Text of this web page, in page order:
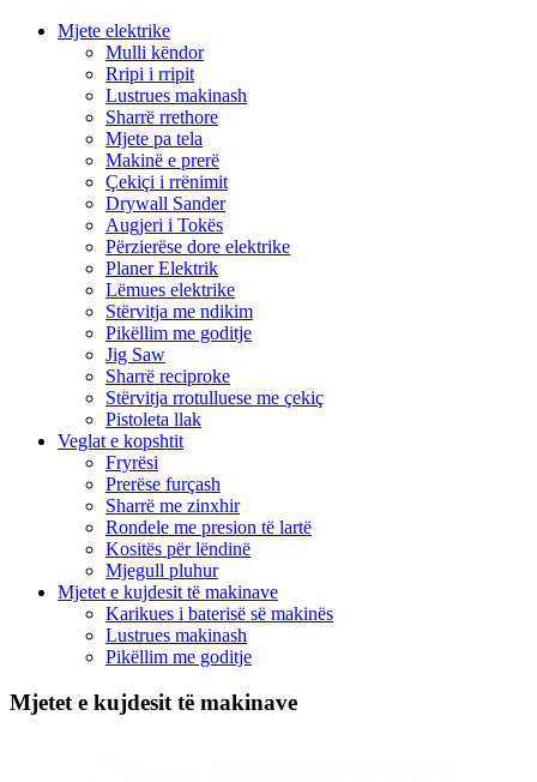
Mjete elektrike
Mulli këndor
Rripi i rripit
Lustrues makinash
Sharrë rrethore
Mjete pa tela
Makinë e prerë
Çekiçi i rrënimit
Drywall Sander
Augjeri i Tokës
Përzierëse dore elektrike
Planer Elektrik
Lëmues elektrike
Stërvitja me ndikim
Pikëllim me goditje
Jig Saw
Sharrë reciproke
Stërvitja rrotulluese me çekiç
Pistoleta llak
Veglat e kopshtit
Fryrësi
Prerëse furçash
Sharrë me zinxhir
Rondele me presion të lartë
Kositës për lëndinë
Mjegull pluhur
Mjetet e kujdesit të makinave
Karikues i baterisë së makinës
Lustrues makinash
Pikëllim me goditje
Mjetet e kujdesit të makinave